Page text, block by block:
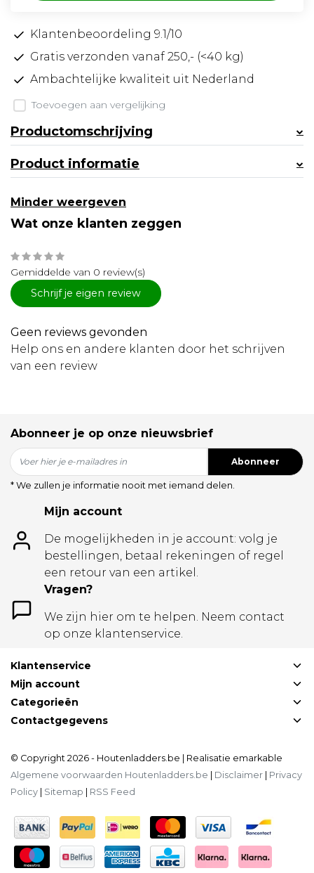
Klantenbeoordeling 9.1/10
Gratis verzonden vanaf 250,- (<40 kg)
Ambachtelijke kwaliteit uit Nederland
Toevoegen aan vergelijking
Productomschrijving
Product informatie
Minder weergeven
Wat onze klanten zeggen
Gemiddelde van 0 review(s)
Schrijf je eigen review
Geen reviews gevonden
Help ons en andere klanten door het schrijven
van een review
Abonneer je op onze nieuwsbrief
Abonneer
* We zullen je informatie nooit met iemand delen.
Mijn account
De mogelijkheden in je account: volg je
bestellingen, betaal rekeningen of regel
een retour van een artikel.
Vragen?
We zijn hier om te helpen. Neem contact
op onze klantenservice.
Klantenservice
Mijn account
Categorieën
Contactgegevens
© Copyright 2026 - Houtenladders.be | Realisatie emarkable
Algemene voorwaarden Houtenladders.be
Disclaimer
Privacy
Policy
Sitemap RSS Feed